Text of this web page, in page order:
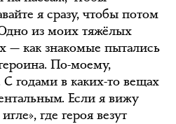
я сразу, чтобы потом
из моих тяжёлых
— как знакомые пытались
По-моему,
годами в каких-то вещах
Если я вижу
где героя везут